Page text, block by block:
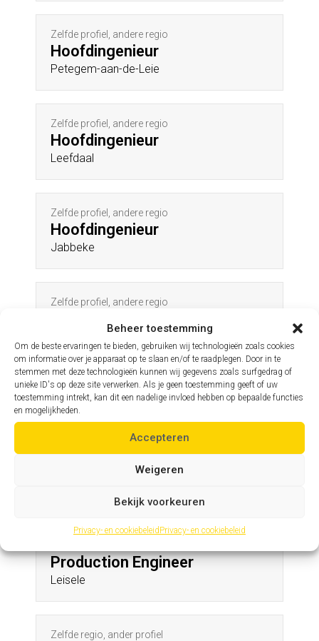
Beheer toestemming
Om de beste ervaringen te bieden, gebruiken wij technologieën zoals cookies
om informatie over je apparaat op te slaan en/of te raadplegen. Door in te
stemmen met deze technologieën kunnen wij gegevens zoals surfgedrag of
unieke ID's op deze site verwerken. Als je geen toestemming geeft of uw
toestemming intrekt, kan dit een nadelige invloed hebben op bepaalde functies
en mogelijkheden.
Accepteren
Weigeren
Bekijk voorkeuren
Privacy- en cookiebeleidPrivacy- en cookiebeleid
Zelfde profiel, andere regio
Hoofdingenieur
Petegem-aan-de-Leie
Zelfde profiel, andere regio
Hoofdingenieur
Leefdaal
Zelfde profiel, andere regio
Hoofdingenieur
Jabbeke
Zelfde profiel, andere regio
Zelfde profiel, andere regio
Hoofdingenieur
Voorde
Andere profielen in deze regio
Production Engineer
Leisele
Zelfde regio, ander profiel